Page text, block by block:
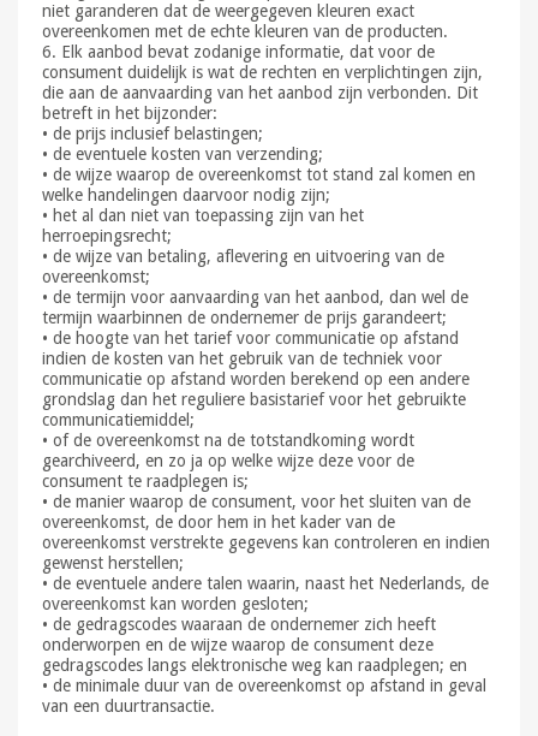
niet garanderen dat de weergegeven kleuren exact
overeenkomen met de echte kleuren van de producten.
6. Elk aanbod bevat zodanige informatie, dat voor de
consument duidelijk is wat de rechten en verplichtingen zijn,
die aan de aanvaarding van het aanbod zijn verbonden. Dit
betreft in het bijzonder:
• de prijs inclusief belastingen;
• de eventuele kosten van verzending;
• de wijze waarop de overeenkomst tot stand zal komen en
welke handelingen daarvoor nodig zijn;
• het al dan niet van toepassing zijn van het
herroepingsrecht;
• de wijze van betaling, aflevering en uitvoering van de
overeenkomst;
• de termijn voor aanvaarding van het aanbod, dan wel de
termijn waarbinnen de ondernemer de prijs garandeert;
• de hoogte van het tarief voor communicatie op afstand
indien de kosten van het gebruik van de techniek voor
communicatie op afstand worden berekend op een andere
grondslag dan het reguliere basistarief voor het gebruikte
communicatiemiddel;
• of de overeenkomst na de totstandkoming wordt
gearchiveerd, en zo ja op welke wijze deze voor de
consument te raadplegen is;
• de manier waarop de consument, voor het sluiten van de
overeenkomst, de door hem in het kader van de
overeenkomst verstrekte gegevens kan controleren en indien
gewenst herstellen;
• de eventuele andere talen waarin, naast het Nederlands, de
overeenkomst kan worden gesloten;
• de gedragscodes waaraan de ondernemer zich heeft
onderworpen en de wijze waarop de consument deze
gedragscodes langs elektronische weg kan raadplegen; en
• de minimale duur van de overeenkomst op afstand in geval
van een duurtransactie.